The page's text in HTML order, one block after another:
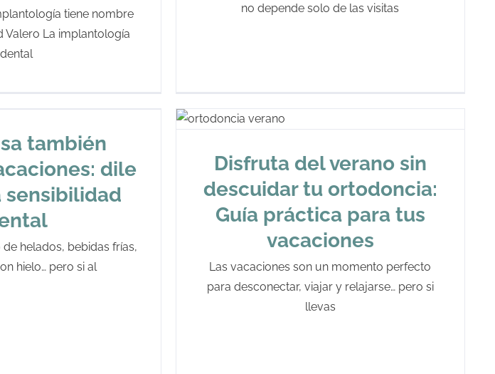
tiene nombre
Valero La implantología
dental
no depende solo de las visitas
también
dile
sensibilidad
helados, bebidas frías,
hielo… pero si al
Disfruta del verano sin
descuidar tu ortodoncia:
Guía práctica para tus
vacaciones
Las vacaciones son un momento perfecto
para desconectar, viajar y relajarse… pero si
llevas